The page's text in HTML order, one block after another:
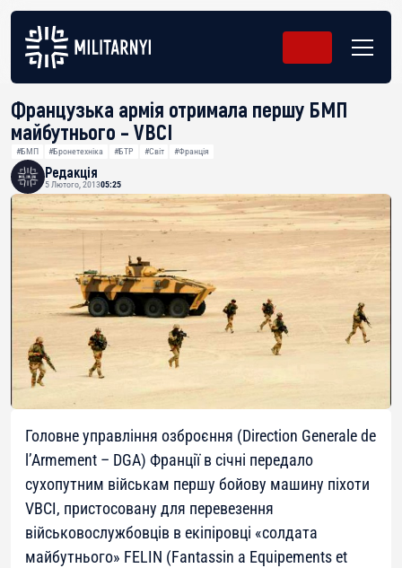
Французька армія отримала першу БМП
майбутнього – VBCI
#БМП #Бронетехніка #БТР #Світ #Франція
Редакція
5 Лютого, 201305:25
Головне управління озброєння (Direction Generale de
l’Armement – DGA) Франції в січні передало
сухопутним військам першу бойову машину піхоти
VBCI, пристосовану для перевезення
військовослужбовців в екіпіровці «солдата
майбутнього» FELIN (Fantassin a Equipements et